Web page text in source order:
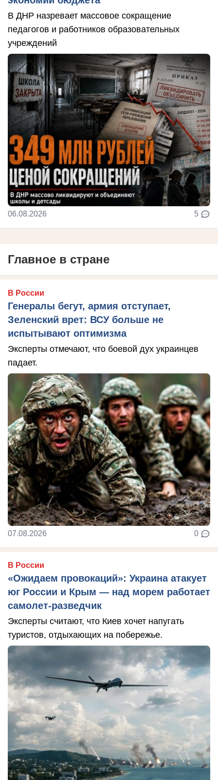
В ДНР назревает массовое сокращение
педагогов и работников образовательных
учреждений
06.08.2026 5
Главное в стране
В России
Генералы бегут, армия отступает,
Зеленский врет: ВСУ больше не
испытывают оптимизма
Эксперты отмечают, что боевой дух украинцев
падает.
07.08.2026 0
В России
«Ожидаем провокаций»: Украина атакует
юг России и Крым — над морем работает
самолет-разведчик
Эксперты считают, что Киев хочет напугать
туристов, отдыхающих на побережье.